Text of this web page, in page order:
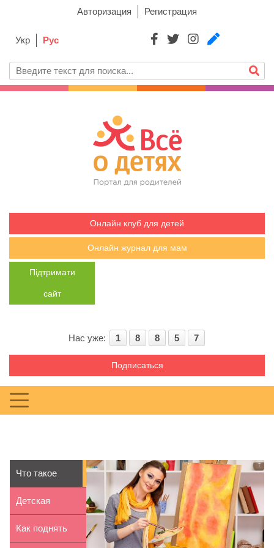
Авторизация Регистрация
Укр Рус
Онлайн клуб для детей
Онлайн журнал для мам
Підтримати
сайт
Нас уже: 1 8 8 5 7
Подписаться
Что такое
картины по
номерам
Детская
комната на
Как поднять